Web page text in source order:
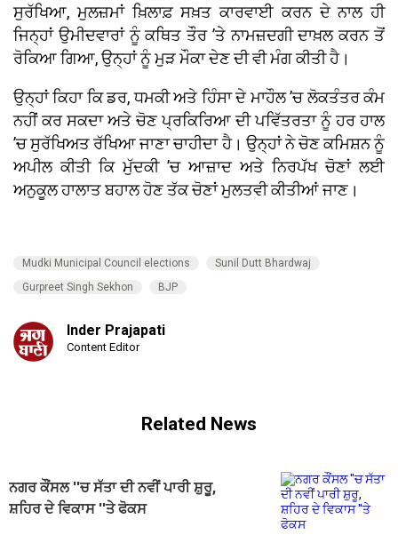
ਸੁਰੱਖਿਆ, ਮੁਲਜ਼ਮਾਂ ਖ਼ਿਲਾਫ਼ ਸਖ਼ਤ ਕਾਰਵਾਈ ਕਰਨ ਦੇ ਨਾਲ ਹੀ
ਜਿਨ੍ਹਾਂ ਉਮੀਦਵਾਰਾਂ ਨੂੰ ਕਥਿਤ ਤੌਰ ’ਤੇ ਨਾਮਜ਼ਦਗੀ ਦਾਖ਼ਲ ਕਰਨ ਤੋਂ
ਰੋਕਿਆ ਗਿਆ, ਉਨ੍ਹਾਂ ਨੂੰ ਮੁੜ ਮੌਕਾ ਦੇਣ ਦੀ ਵੀ ਮੰਗ ਕੀਤੀ ਹੈ।
ਉਨ੍ਹਾਂ ਕਿਹਾ ਕਿ ਡਰ, ਧਮਕੀ ਅਤੇ ਹਿੰਸਾ ਦੇ ਮਾਹੌਲ ’ਚ ਲੋਕਤੰਤਰ ਕੰਮ
ਨਹੀਂ ਕਰ ਸਕਦਾ ਅਤੇ ਚੋਣ ਪ੍ਰਕਿਰਿਆ ਦੀ ਪਵਿੱਤਰਤਾ ਨੂੰ ਹਰ ਹਾਲ
’ਚ ਸੁਰੱਖਿਅਤ ਰੱਖਿਆ ਜਾਣਾ ਚਾਹੀਦਾ ਹੈ। ਉਨ੍ਹਾਂ ਨੇ ਚੋਣ ਕਮਿਸ਼ਨ ਨੂੰ
ਅਪੀਲ ਕੀਤੀ ਕਿ ਮੁੱਦਕੀ ’ਚ ਆਜ਼ਾਦ ਅਤੇ ਨਿਰਪੱਖ ਚੋਣਾਂ ਲਈ
ਅਨੁਕੂਲ ਹਾਲਾਤ ਬਹਾਲ ਹੋਣ ਤੱਕ ਚੋਣਾਂ ਮੁਲਤਵੀ ਕੀਤੀਆਂ ਜਾਣ।
Mudki Municipal Council elections
Sunil Dutt Bhardwaj
Gurpreet Singh Sekhon
BJP
Inder Prajapati
Content Editor
Related News
ਨਗਰ ਕੌਂਸਲ ''ਚ ਸੱਤਾ ਦੀ ਨਵੀਂ ਪਾਰੀ ਸ਼ੁਰੂ,
ਸ਼ਹਿਰ ਦੇ ਵਿਕਾਸ ''ਤੇ ਫੋਕਸ